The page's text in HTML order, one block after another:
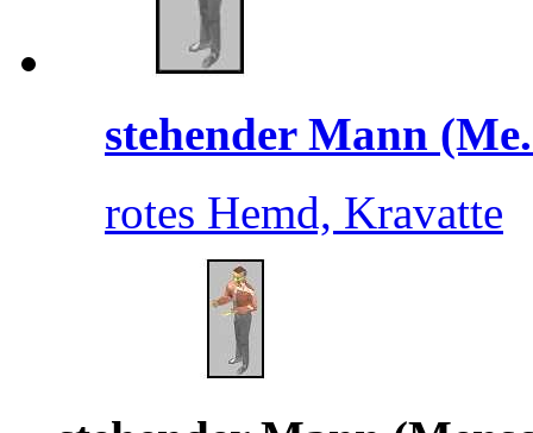
stehender Mann
rotes Hemd, Kravatte